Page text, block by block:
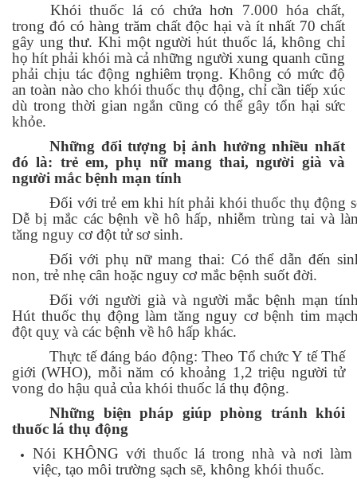
Khói thuốc lá có chứa hơn 7.000 hóa chất,
trong đó có hàng trăm chất độc hại và ít nhất 70 chất
gây ung thư. Khi một người hút thuốc lá, không chỉ
họ hít phải khói mà cả những người xung quanh cũng
phải chịu tác động nghiêm trọng. Không có mức độ
an toàn nào cho khói thuốc thụ động, chỉ cần tiếp xúc
dù trong thời gian ngắn cũng có thể gây tổn hại sức
khỏe.
Những đối tượng bị ảnh hưởng nhiều nhất
đó là: trẻ em, phụ nữ mang thai, người già và
người mắc bệnh mạn tính
Đối với trẻ em khi hít phải khói thuốc thụ động
Dễ bị mắc các bệnh về hô hấp, nhiễm trùng tai và
tăng nguy cơ đột tử sơ sinh.
Đối với phụ nữ mang thai: Có thể dẫn đến
non, trẻ nhẹ cân hoặc nguy cơ mắc bệnh suốt đời.
Đối với người già và người mắc bệnh mạn
Hút thuốc thụ động làm tăng nguy cơ bệnh tim
đột quỵ và các bệnh về hô hấp khác.
Thực tế đáng báo động: Theo Tổ chức Y tế Thế
giới (WHO), mỗi năm có khoảng 1,2 triệu người tử
vong do hậu quả của khói thuốc lá thụ động.
Những biện pháp giúp phòng tránh khói
thuốc lá thụ động
Nói KHÔNG với thuốc lá trong nhà và nơi làm
việc, tạo môi trường sạch sẽ, không khói thuốc.